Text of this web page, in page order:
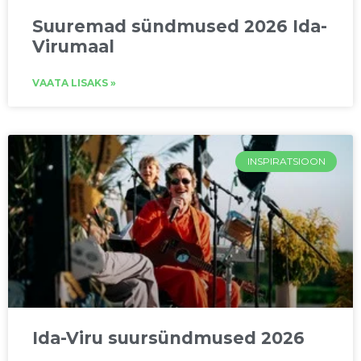
Suuremad sündmused 2026 Ida-
Virumaal
VAATA LISAKS »
INSPIRATSIOON
Ida-Viru suursündmused 2026